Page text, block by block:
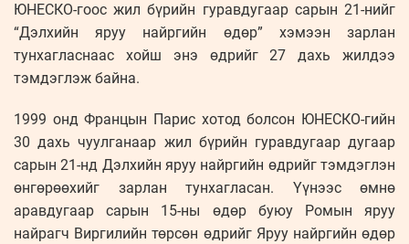
ЮНЕСКО-гоос жил бүрийн гуравдугаар сарын 21-нийг
“Дэлхийн яруу найргийн өдөр” хэмээн зарлан
тунхагласнаас хойш энэ өдрийг 27 дахь жилдээ
тэмдэглэж байна.
1999 онд Францын Парис хотод болсон ЮНЕСКО-гийн
30 дахь чуулганаар жил бүрийн гуравдугаар дугаар
сарын 21-нд Дэлхийн яруу найргийн өдрийг тэмдэглэн
өнгөрөөхийг зарлан тунхагласан. Үүнээс өмнө
аравдугаар сарын 15-ны өдөр буюу Ромын яруу
найрагч Виргилийн төрсөн өдрийг Яруу найргийн өдөр